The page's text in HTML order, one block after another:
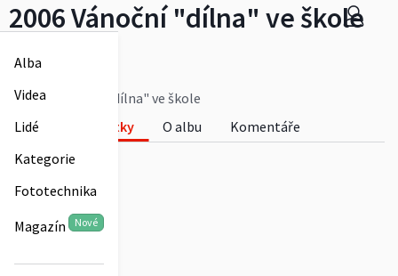
Alba
Videa
Lidé
Kategorie
Fototechnika
Magazín Nové
2006 Vánoční "dílna" ve škole
2006 Vánoční "dílna" ve škole
Fotky
O albu
Komentáře
0